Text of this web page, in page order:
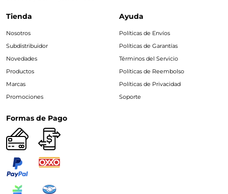
Tienda
Nosotros
Subdistribuidor
Novedades
Productos
Marcas
Promociones
Ayuda
Políticas de Envíos
Políticas de Garantías
Términos del Servicio
Políticas de Reembolso
Políticas de Privacidad
Soporte
Formas de Pago